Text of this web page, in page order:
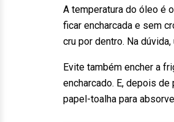
A temperatura do óleo é
ficar encharcada e sem
cru por dentro. Na
Evite também encher a
encharcado. E, depois
papel-toalha para